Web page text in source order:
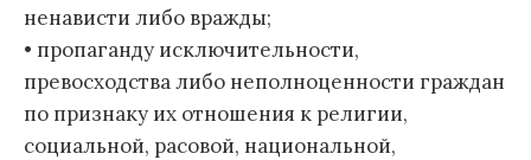
ненависти либо вражды;
• пропаганду исключительности,
превосходства либо неполноценности граждан
по признаку их отношения к религии,
социальной, расовой, национальной,